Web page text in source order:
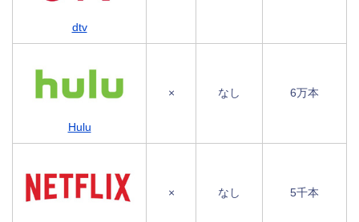
dtv
Hulu
× なし 6万本
× なし 5千本